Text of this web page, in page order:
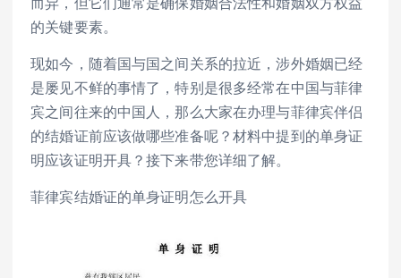
的关键要素。
现如今，随着国与国之间关系的拉近，涉外婚姻已经
是屡见不鲜的事情了，特别是很多经常在中国与菲律
宾之间往来的中国人，那么大家在办理与菲律宾伴侣
的结婚证前应该做哪些准备呢？材料中提到的单身证
明应该证明开具？接下来带您详细了解。
菲律宾结婚证的单身证明怎么开具